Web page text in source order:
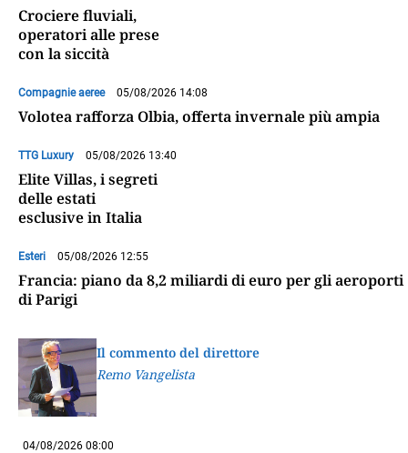
Crociere fluviali,
operatori alle prese
con la siccità
Compagnie aeree 05/08/2026 14:08
Volotea rafforza Olbia, offerta invernale più ampia
TTG Luxury 05/08/2026 13:40
Elite Villas, i segreti
delle estati
esclusive in Italia
Esteri 05/08/2026 12:55
Francia: piano da 8,2 miliardi di euro per gli aeroporti
di Parigi
Il commento del direttore
Remo Vangelista
04/08/2026 08:00